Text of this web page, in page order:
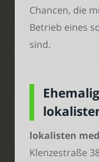
Chancen, die
Betrieb eines
sind.
lokalisten
Klenzestraße